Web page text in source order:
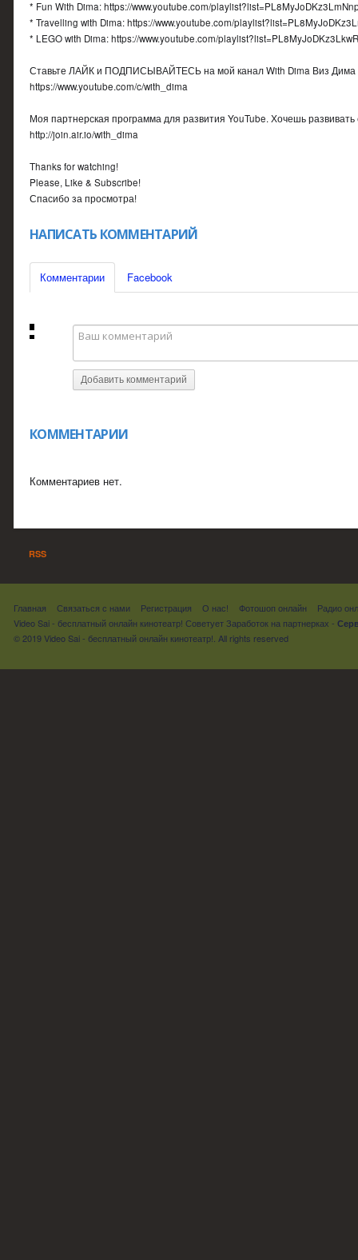
* Fun With Dima: https://www.youtube.com/
* Travelling with Dima: https://www.youtube.com/
* LEGO with Dima: https://www.youtube.com/
Ставьте ЛАЙК и ПОДПИСЫВАЙТЕСЬ на мой канал With Dima Виз Дима
https://www.youtube.com/c/with_dima
Моя партнерская программа для развития YouTube. Хочешь
http://join.air.io/with_dima
Thanks for watching!
Please, Like & Subscribe!
Спасибо за просмотра!
НАПИСАТЬ КОММЕНТАРИЙ
Комментарии Facebook
Добавить комментарий
КОММЕНТАРИИ
Комментариев нет.
RSS
Главная Связаться с нами Регистрация О нас! Фотошоп онлайн
Радио
Video Sai - бесплатный онлайн кинотеатр! Советует Заработок на партнерках -
© 2019 Video Sai - бесплатный онлайн кинотеатр!. All rights reserved